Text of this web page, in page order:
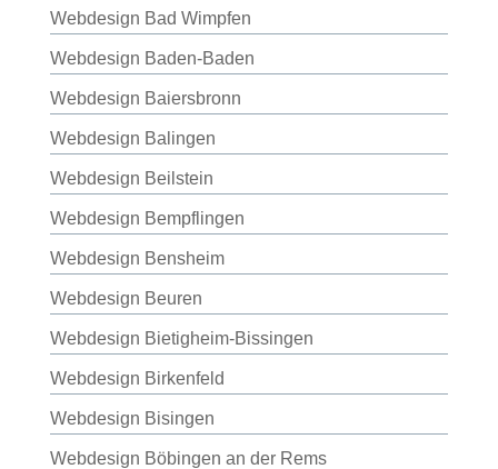
Webdesign Bad Wimpfen
Webdesign Baden-Baden
Webdesign Baiersbronn
Webdesign Balingen
Webdesign Beilstein
Webdesign Bempflingen
Webdesign Bensheim
Webdesign Beuren
Webdesign Bietigheim-Bissingen
Webdesign Birkenfeld
Webdesign Bisingen
Webdesign Böbingen an der Rems